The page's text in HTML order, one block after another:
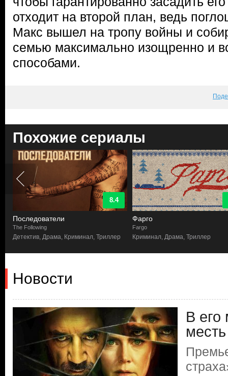
отходит на второй план, ведь
Макс вышел на тропу войны и
семью максимально изощренно и
способами.
Похожие сериалы
8.4
Последователи
The Following
Детектив, Драма, Криминал, Триллер
Фарго
Fargo
Криминал, Драма, Триллер
Новости
В
месть